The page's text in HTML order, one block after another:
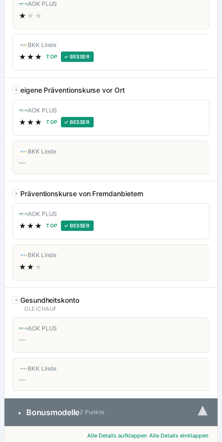
AOK PLUS
★ ★★
BKK Linde
★★★ TOP ✓ BESSER
eigene Präventionskurse vor Ort
AOK PLUS
★★★ TOP ✓ BESSER
BKK Linde
—
Präventionskurse von Fremdanbietern
AOK PLUS
★★★ TOP ✓ BESSER
BKK Linde
★★ ★
Gesundheitskonto
GLEICHAUF
AOK PLUS
—
BKK Linde
—
• Bonusmodelle2 Punkte ▾
Alle Details aufklappen Alle Details einklappen